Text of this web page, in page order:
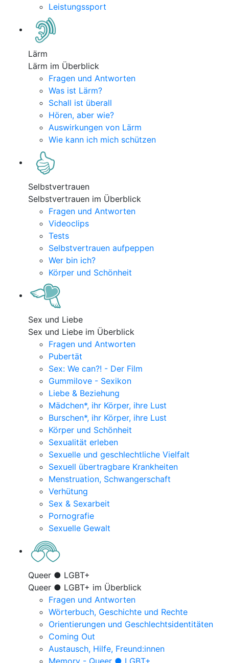
Leistungssport
Lärm
Lärm im Überblick
Fragen und Antworten
Was ist Lärm?
Schall ist überall
Hören, aber wie?
Auswirkungen von Lärm
Wie kann ich mich schützen
Selbstvertrauen
Selbstvertrauen im Überblick
Fragen und Antworten
Videoclips
Tests
Selbstvertrauen aufpeppen
Wer bin ich?
Körper und Schönheit
Sex und Liebe
Sex und Liebe im Überblick
Fragen und Antworten
Pubertät
Sex: We can?! - Der Film
Gummilove - Sexikon
Liebe & Beziehung
Mädchen*, ihr Körper, ihre Lust
Burschen*, ihr Körper, ihre Lust
Körper und Schönheit
Sexualität erleben
Sexuelle und geschlechtliche Vielfalt
Sexuell übertragbare Krankheiten
Menstruation, Schwangerschaft
Verhütung
Sex & Sexarbeit
Pornografie
Sexuelle Gewalt
Queer ● LGBT+
Queer ● LGBT+ im Überblick
Fragen und Antworten
Wörterbuch, Geschichte und Rechte
Orientierungen und Geschlechtsidentitäten
Coming Out
Austausch, Hilfe, Freund:innen
Memory - Queer ● LGBT+